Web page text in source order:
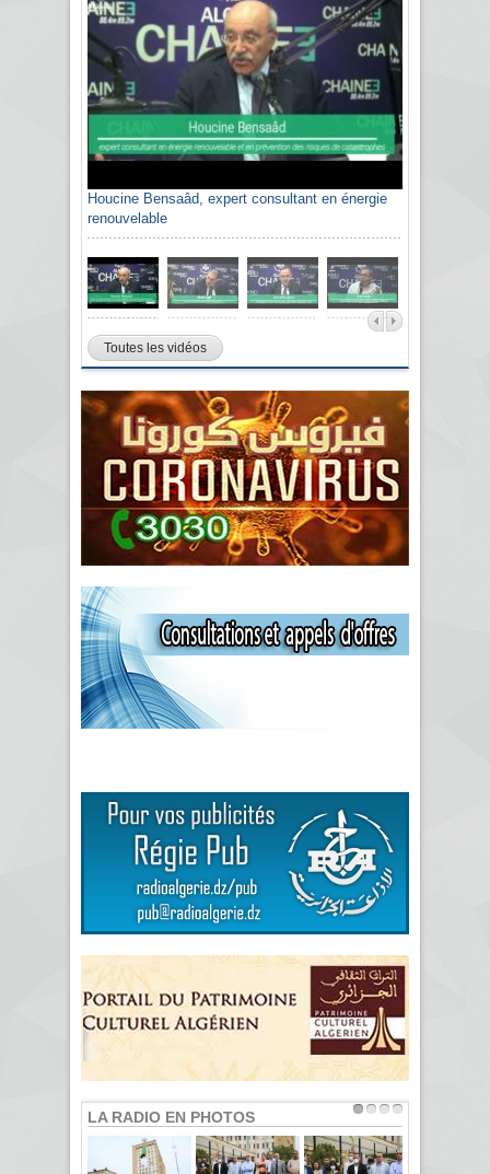
Houcine Bensaâd, expert consultant en énergie
renouvelable
Toutes les vidéos
LA RADIO EN PHOTOS